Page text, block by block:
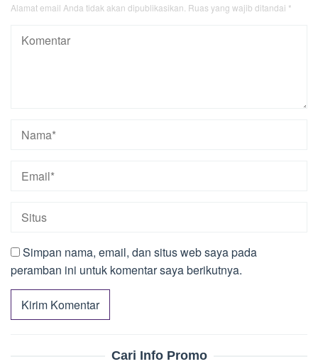
Alamat email Anda tidak akan dipublikasikan. Ruas yang wajib ditandai *
Simpan nama, email, dan situs web saya pada
peramban ini untuk komentar saya berikutnya.
Cari Info Promo